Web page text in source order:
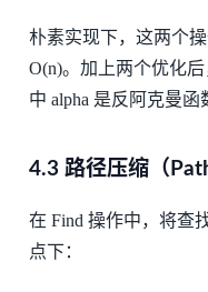
朴素实现下，这两个
O(n)。加上两个优化
中 alpha 是反阿克曼函
4.3 路径压缩（
在 Find 操作中，将查
点下：